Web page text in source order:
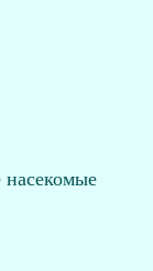
насекомые